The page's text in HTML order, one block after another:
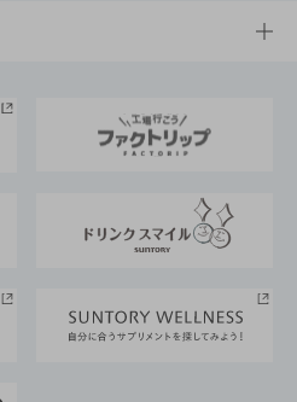
阪テナビリティ経営